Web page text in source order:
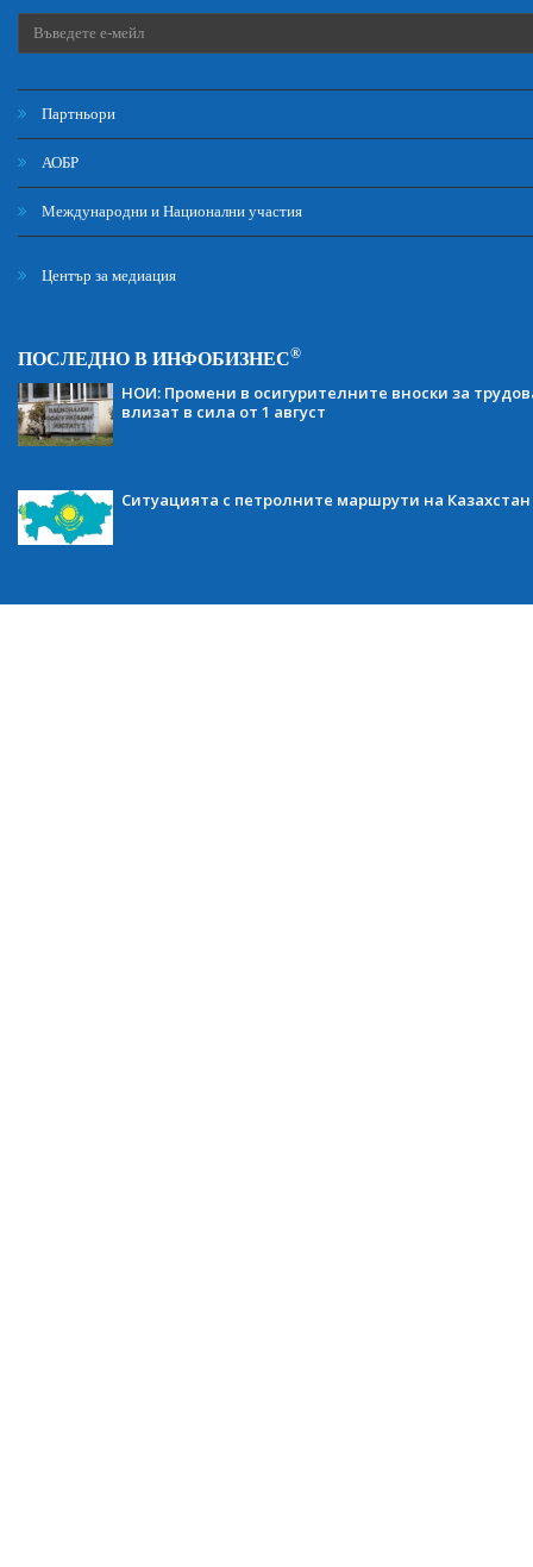
Партньори
АОБР
Международни и Национални участия
Център за медиация
ПОСЛЕДНО В ИНФОБИЗНЕС®
НОИ: Промени в осигурителните вноски за
влизат в сила от 1 август
Ситуацията с петролните маршрути на Казахстан